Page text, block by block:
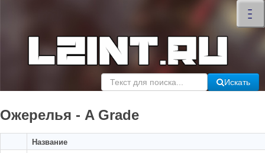
–
–
–
×
Искать
Ожерелья - A Grade
Название